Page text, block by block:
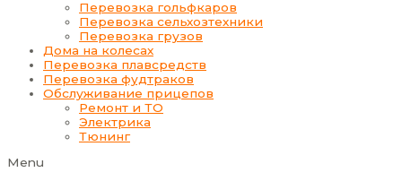
Перевозка гольфкаров
Перевозка сельхозтехники
Перевозка грузов
Дома на колесах
Перевозка плавсредств
Перевозка фудтраков
Обслуживание прицепов
Ремонт и ТО
Электрика
Тюнинг
Menu